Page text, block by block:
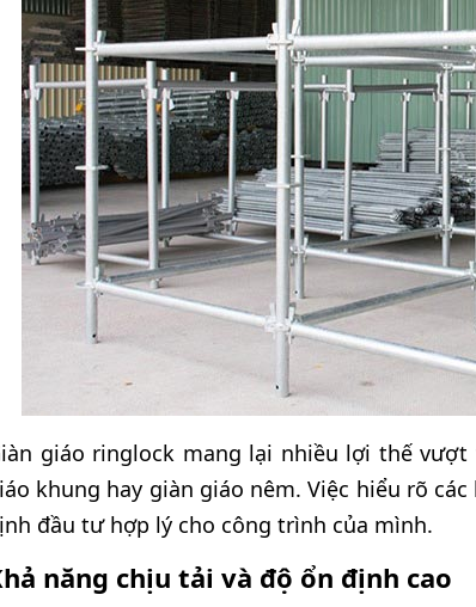
giáo ringlock mang lại nhiều lợi thế
khung hay giàn giáo nêm. Việc hiểu rõ
đầu tư hợp lý cho công trình của mình.
năng chịu tải và độ ổn định cao